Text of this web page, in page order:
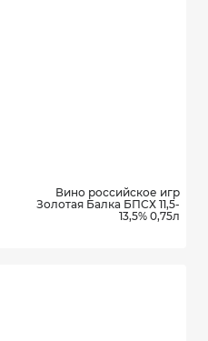
Вино российское игр
Золотая Балка БПСХ 11,5-
13,5% 0,75л